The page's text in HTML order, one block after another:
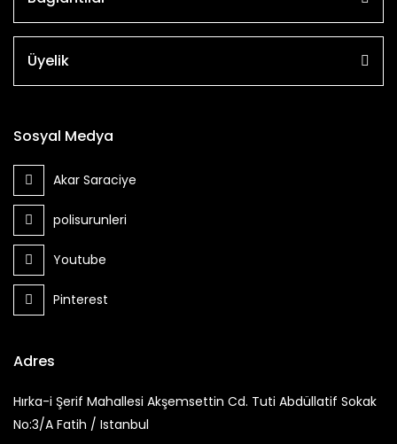
Üyelik
Sosyal Medya
Akar Saraciye
polisurunleri
Youtube
Pinterest
Adres
Hırka-i Şerif Mahallesi Akşemsettin Cd. Tuti Abdüllatif Sokak
No:3/A Fatih / Istanbul